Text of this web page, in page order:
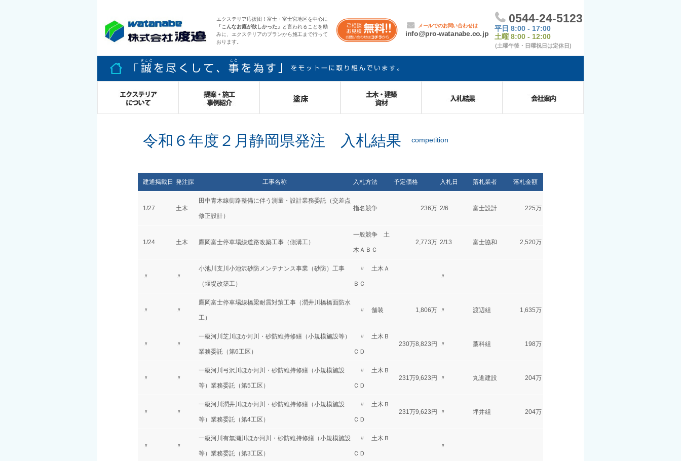
エクステリア応援団！富士・富士宮地区を中心に
「こんなお庭が欲しかった」
と言われることを励
みに、エクステリアのプランから施工まで行って
おります。
令和６年度２月静岡県発注 入札結果
建通掲載日 発注課 工事名称 入札方法 予定価格 入札日 落札業者 落札金額
1/27 土木
田中青木線街路整備に伴う測量・設計業務委託（交差点
修正設計）
指名競争 236万 2/6 富士設計 225万
1/24 土木 鷹岡富士停車場線道路改築工事（側溝工）
一般競争 土
木ＡＢＣ
2,773万 2/13 富士協和 2,520万
〃 〃
小池川支川小池沢砂防メンテナンス事業（砂防）工事
（堰堤改築工）
〃 土木Ａ
ＢＣ
〃
〃 〃
鷹岡富士停車場線橋梁耐震対策工事（潤井川橋橋面防水
工）
〃 舗装 1,806万 〃 渡辺組 1,635万
〃 〃
一級河川芝川ほか河川・砂防維持修繕（小規模施設等）
業務委託（第6工区）
〃 土木Ｂ
ＣＤ
230万8,823円 〃 藁科組 198万
〃 〃
一級河川弓沢川ほか河川・砂防維持修繕（小規模施設
等）業務委託（第5工区）
〃 土木Ｂ
ＣＤ
231万9,623円 〃 丸進建設 204万
〃 〃
一級河川潤井川ほか河川・砂防維持修繕（小規模施設
等）業務委託（第4工区）
〃 土木Ｂ
ＣＤ
231万9,623円 〃 坪井組 204万
〃 〃
一級河川有無瀬川ほか河川・砂防維持修繕（小規模施設
等）業務委託（第3工区）
〃 土木Ｂ
ＣＤ
〃